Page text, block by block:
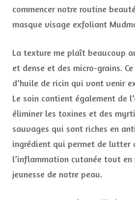
commencer notre routine
masque visage exfoliant
La texture me plaît beaucoup
et dense et des micro-grains.
d’huile de ricin qui vont venir
Le soin contient également de
éliminer les toxines et des
sauvages qui sont riches en
ingrédient qui permet de lutter
l’inflammation cutanée tout
jeunesse de notre peau.